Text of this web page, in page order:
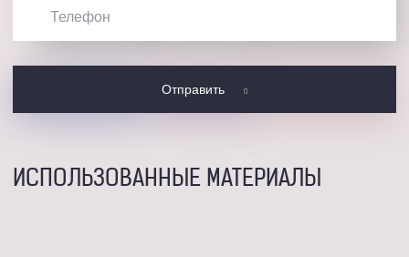
Отправить
ИСПОЛЬЗОВАННЫЕ МАТЕРИАЛЫ